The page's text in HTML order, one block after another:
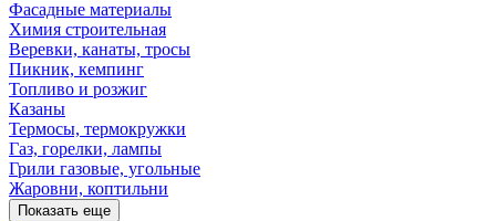
Фасадные материалы
Химия строительная
Веревки, канаты, тросы
Пикник, кемпинг
Топливо и розжиг
Казаны
Термосы, термокружки
Газ, горелки, лампы
Грили газовые, угольные
Жаровни, коптильни
Показать еще